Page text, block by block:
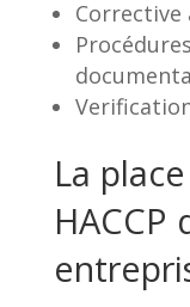
Corrective
La
HACCP